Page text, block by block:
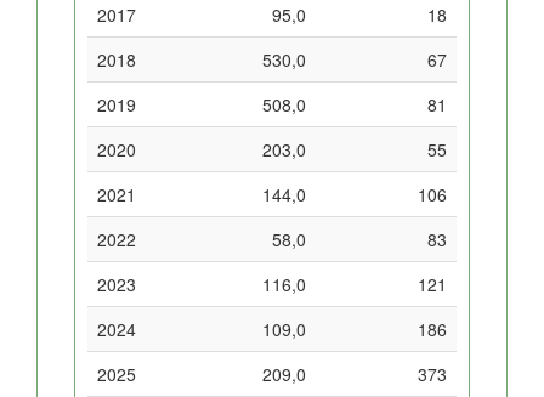
2017
95,0
18
2018
530,0
67
2019
508,0
81
2020
203,0
55
2021
144,0
106
2022
58,0
83
2023
116,0
121
2024
109,0
186
2025
209,0
373